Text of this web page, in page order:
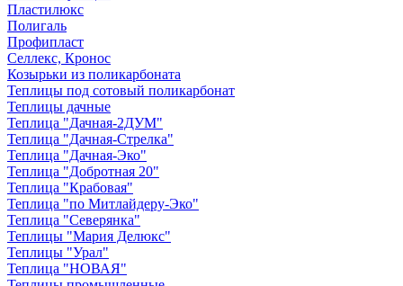
Пластилюкс
Полигаль
Профипласт
Селлекс, Кронос
Козырьки из поликарбоната
Теплицы под сотовый поликарбонат
Теплицы дачные
Теплица "Дачная-2ДУМ"
Теплица "Дачная-Стрелка"
Теплица "Дачная-Эко"
Теплица "Добротная 20"
Теплица "Крабовая"
Теплица "по Митлайдеру-Эко"
Теплица "Северянка"
Теплицы "Мария Делюкс"
Теплицы "Урал"
Теплица "НОВАЯ"